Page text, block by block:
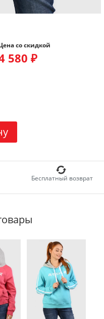
со скидкой
580 ₽
Бесплатный возврат